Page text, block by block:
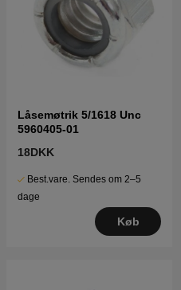
Låsemøtrik 5/1618 Unc
5960405-01
18DKK
Best.vare. Sendes om 2–5
dage
Køb